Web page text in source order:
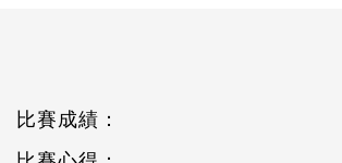
比賽成績：